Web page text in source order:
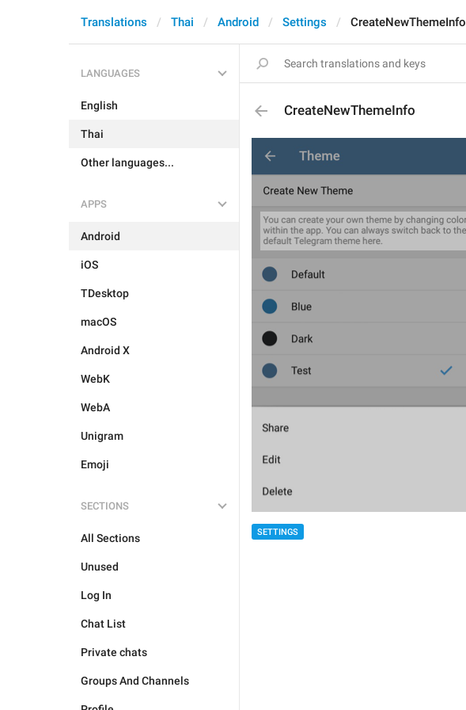
Translations Thai Android Settings CreateNewThemeInfo
LANGUAGES
English
Thai
Other languages...
APPS
Android
iOS
TDesktop
macOS
Android X
WebK
WebA
Unigram
Emoji
SECTIONS
All Sections
Unused
Log In
Chat List
Private chats
Groups And Channels
CreateNewThemeInfo
SETTINGS